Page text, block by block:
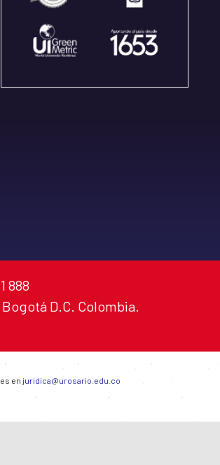
888
D.C. Colombia.
en juridica@urosario.edu.co